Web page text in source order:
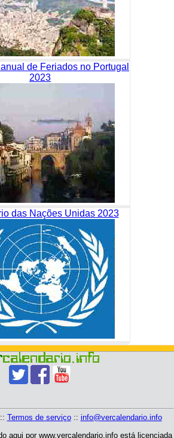
de Feriados no Portugal
2023
das Nações Unidas 2023
Termos de serviço:: info@vercalendario.info
aqui por www.vercalendario.info está licenciada